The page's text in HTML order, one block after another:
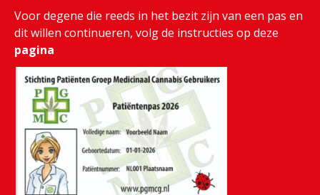
Voor degene die reeds in het bezit zijn van een pas en
dit willen continueren, volg de instructies op deze
pagina